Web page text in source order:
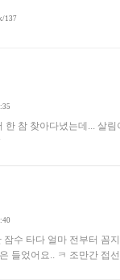
137
한 참 찾아다녔는데... 살
잠수 타다 얼마 전부터 꼼
들었어요.. ㅋ 조만간 접